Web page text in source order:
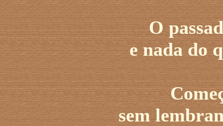
O
e nada do
sem